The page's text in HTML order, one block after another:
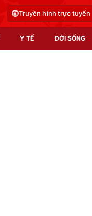
Truyền hình trực tuyến
Y TẾ ĐỜI SỐNG